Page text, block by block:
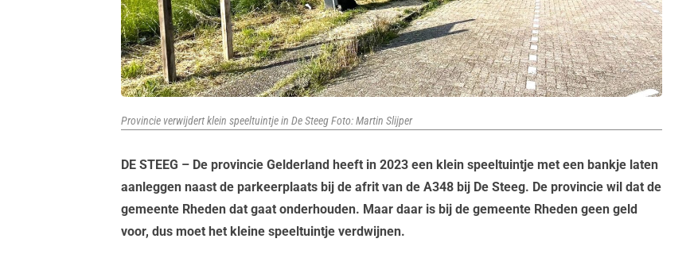
Provincie verwijdert klein speeltuintje in De Steeg Foto: Martin Slijper
DE STEEG – De provincie Gelderland heeft in 2023 een klein speeltuintje met een bankje laten
aanleggen naast de parkeerplaats bij de afrit van de A348 bij De Steeg. De provincie wil dat de
gemeente Rheden dat gaat onderhouden. Maar daar is bij de gemeente Rheden geen geld
voor, dus moet het kleine speeltuintje verdwijnen.